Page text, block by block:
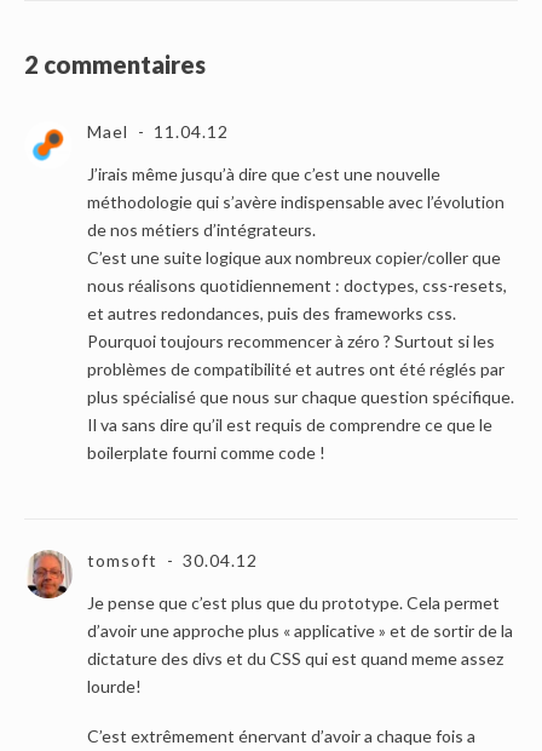
2 commentaires
Mael 11.04.12
J’irais même jusqu’à dire que c’est une nouvelle
méthodologie qui s’avère indispensable avec l’évolution
de nos métiers d’intégrateurs.
C’est une suite logique aux nombreux copier/coller que
nous réalisons quotidiennement : doctypes, css-resets,
et autres redondances, puis des frameworks css.
Pourquoi toujours recommencer à zéro ? Surtout si les
problèmes de compatibilité et autres ont été réglés par
plus spécialisé que nous sur chaque question spécifique.
Il va sans dire qu’il est requis de comprendre ce que le
boilerplate fourni comme code !
tomsoft 30.04.12
Je pense que c’est plus que du prototype. Cela permet
d’avoir une approche plus « applicative » et de sortir de la
dictature des divs et du CSS qui est quand meme assez
lourde!
C’est extrêmement énervant d’avoir a chaque fois a